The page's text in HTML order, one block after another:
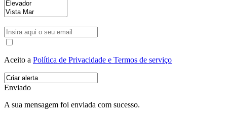
Aceito a Política de Privacidade e Termos de serviço
Enviado
A sua mensagem foi enviada com sucesso.